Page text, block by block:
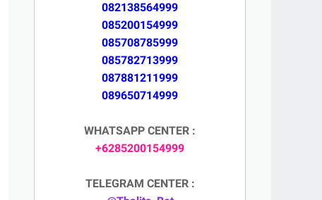
082138564999
085200154999
085708785999
085782713999
087881211999
089650714999
WHATSAPP CENTER :
+6285200154999
TELEGRAM CENTER :